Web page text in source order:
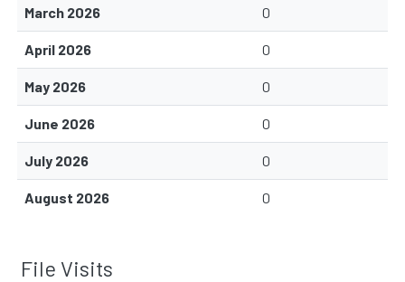
March 2026 0
April 2026 0
May 2026 0
June 2026 0
July 2026 0
August 2026 0
File Visits